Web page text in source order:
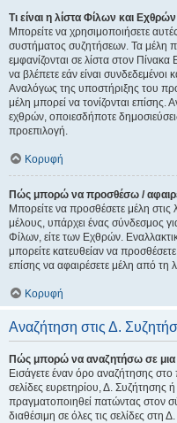
Τι είναι η λίστα Φίλων και
Μπορείτε να χρησιμοποιήσετε
συστήματος συζητήσεων. Τα μέλη
εμφανίζονται σε λίστα στον
να βλέπετε εάν είναι
Αναλόγως της υποστήριξης του
μέλη μπορεί να τονίζονται επίσης.
εχθρών, οποιεσδήποτε
προεπιλογή.
Κορυφή
Πώς μπορώ να προσθέσω /
Μπορείτε να προσθέσετε μέλη
μέλους, υπάρχει ένας σύνδεσμος
Φίλων, είτε των Εχθρών.
μπορείτε κατευθείαν να
επίσης να αφαιρέσετε μέλη από τη
Κορυφή
Αναζήτηση στις Δ.
Πώς μπορώ να αναζητήσω σε μια
Εισάγετε έναν όρο αναζήτησης στο
σελίδες ευρετηρίου, Δ. Συζήτησης
πραγματοποιηθεί πατώντας στον
διαθέσιμη σε όλες τις σελίδες